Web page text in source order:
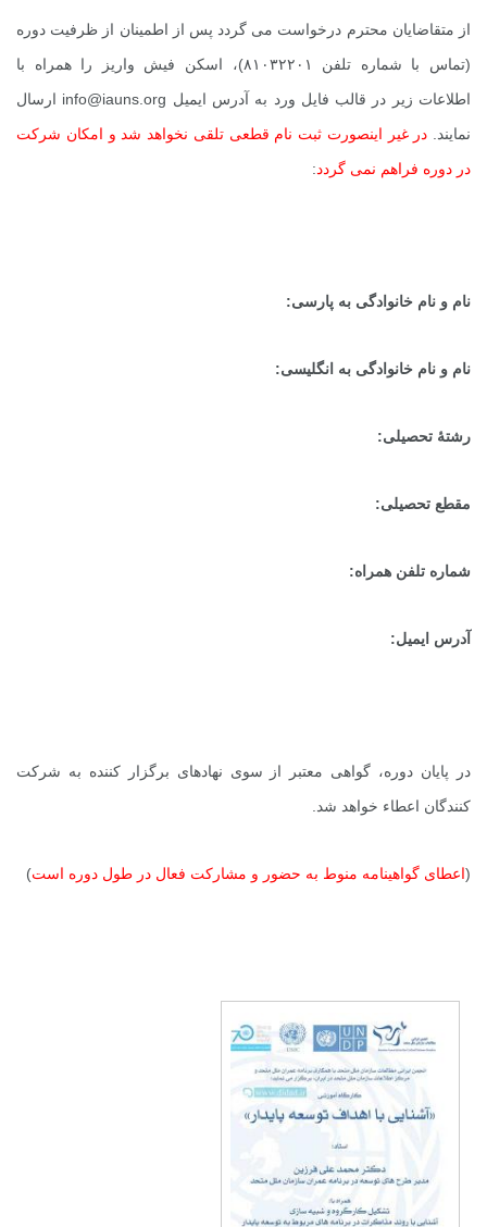
از متقاضایان محترم درخواست می گردد پس از اطمینان از ظرفیت دوره
(تماس با شماره تلفن ۸۱۰۳۲۲۰۱)، اسکن فیش واریز را همراه با
اطلاعات زیر در قالب فایل ورد به آدرس ایمیل info@iauns.org ارسال
نمایند. در غیر اینصورت ثبت نام قطعی تلقی نخواهد شد و امکان شرکت
در دوره فراهم نمی گردد:
نام و نام خانوادگی به پارسی:
نام و نام خانوادگی به انگلیسی:
رشتۀ تحصیلی:
مقطع تحصیلی:
شماره تلفن همراه:
آدرس ایمیل:
در پایان دوره، گواهی معتبر از سوی نهادهای برگزار کننده به شرکت
کنندگان اعطاء خواهد شد.
(اعطای گواهینامه منوط به حضور و مشارکت فعال در طول دوره است)